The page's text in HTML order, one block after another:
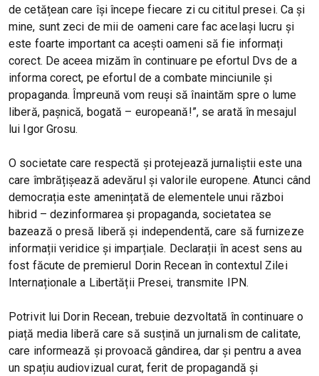
de cetățean care își începe fiecare zi cu cititul presei. Ca și
mine, sunt zeci de mii de oameni care fac același lucru și
este foarte important ca acești oameni să fie informați
corect. De aceea mizăm în continuare pe efortul Dvs de a
informa corect, pe efortul de a combate minciunile și
propaganda. Împreună vom reuși să înaintăm spre o lume
liberă, pașnică, bogată – europeană!”, se arată în mesajul
lui Igor Grosu.
O societate care respectă și protejează jurnaliștii este una
care îmbrățișează adevărul și valorile europene. Atunci când
democrația este amenințată de elementele unui război
hibrid – dezinformarea și propaganda, societatea se
bazează o presă liberă și independentă, care să furnizeze
informații veridice și imparțiale. Declarații în acest sens au
fost făcute de premierul Dorin Recean în contextul Zilei
Internaționale a Libertății Presei, transmite IPN.
Potrivit lui Dorin Recean, trebuie dezvoltată în continuare o
piață media liberă care să susțină un jurnalism de calitate,
care informează și provoacă gândirea, dar și pentru a avea
un spațiu audiovizual curat, ferit de propagandă și